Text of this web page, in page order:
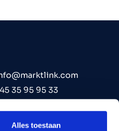
Alles toestaan
35 95 95 33